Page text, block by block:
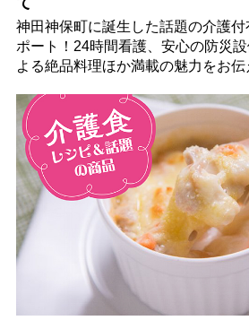
神田神保町に誕生した話題の介護
ポート！24時間看護、安心の防災
よる絶品料理ほか満載の魅力をお伝